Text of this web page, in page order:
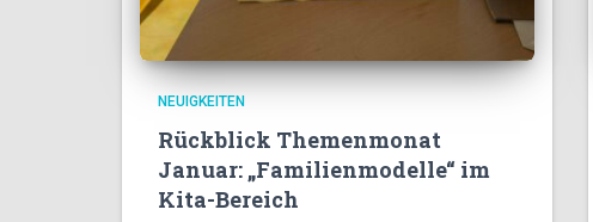
NEUIGKEITEN
Rückblick Themenmonat
Januar: „Familienmodelle“ im
Kita-Bereich